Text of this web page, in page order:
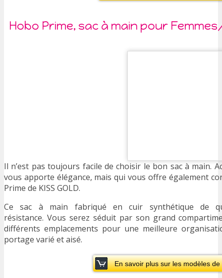
Hobo Prime, sac à main pour Femmes/
Il n’est pas toujours facile de choisir le bon sac à main.
vous apporte élégance, mais qui vous offre également
Prime de KISS GOLD.
Ce sac à main fabriqué en cuir synthétique de
résistance. Vous serez séduit par son grand
différents emplacements pour une meilleure
portage varié et aisé.
En savoir plus sur les modèles de